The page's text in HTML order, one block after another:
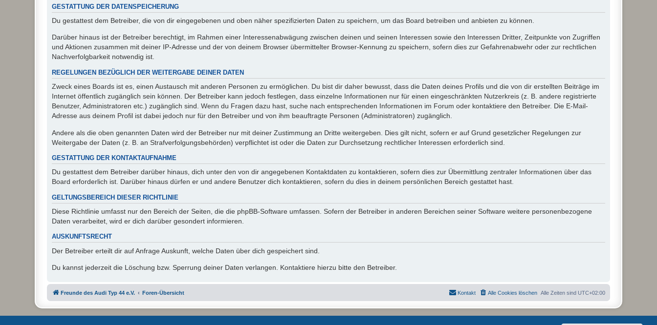
GESTATTUNG DER DATENSPEICHERUNG
Du gestattest dem Betreiber, die von dir eingegebenen und oben näher spezifizierten Daten zu speichern, um das Board betreiben und anbieten zu können.
Darüber hinaus ist der Betreiber berechtigt, im Rahmen einer Interessenabwägung zwischen deinen und seinen Interessen sowie den Interessen Dritter, Zeitpunkte von Zugriffen
und Aktionen zusammen mit deiner IP-Adresse und der von deinem Browser übermittelter Browser-Kennung zu speichern, sofern dies zur Gefahrenabwehr oder zur rechtlichen
Nachverfolgbarkeit notwendig ist.
REGELUNGEN BEZÜGLICH DER WEITERGABE DEINER DATEN
Zweck eines Boards ist es, einen Austausch mit anderen Personen zu ermöglichen. Du bist dir daher bewusst, dass die Daten deines Profils und die von dir erstellten Beiträge im
Internet öffentlich zugänglich sein können. Der Betreiber kann jedoch festlegen, dass einzelne Informationen nur für einen eingeschränkten Nutzerkreis (z. B. andere registrierte
Benutzer, Administratoren etc.) zugänglich sind. Wenn du Fragen dazu hast, suche nach entsprechenden Informationen im Forum oder kontaktiere den Betreiber. Die E-Mail-
Adresse aus deinem Profil ist dabei jedoch nur für den Betreiber und von ihm beauftragte Personen (Administratoren) zugänglich.
Andere als die oben genannten Daten wird der Betreiber nur mit deiner Zustimmung an Dritte weitergeben. Dies gilt nicht, sofern er auf Grund gesetzlicher Regelungen zur
Weitergabe der Daten (z. B. an Strafverfolgungsbehörden) verpflichtet ist oder die Daten zur Durchsetzung rechtlicher Interessen erforderlich sind.
GESTATTUNG DER KONTAKTAUFNAHME
Du gestattest dem Betreiber darüber hinaus, dich unter den von dir angegebenen Kontaktdaten zu kontaktieren, sofern dies zur Übermittlung zentraler Informationen über das
Board erforderlich ist. Darüber hinaus dürfen er und andere Benutzer dich kontaktieren, sofern du dies in deinem persönlichen Bereich gestattet hast.
GELTUNGSBEREICH DIESER RICHTLINIE
Diese Richtlinie umfasst nur den Bereich der Seiten, die die phpBB-Software umfassen. Sofern der Betreiber in anderen Bereichen seiner Software weitere personenbezogene
Daten verarbeitet, wird er dich darüber gesondert informieren.
AUSKUNFTSRECHT
Der Betreiber erteilt dir auf Anfrage Auskunft, welche Daten über dich gespeichert sind.
Du kannst jederzeit die Löschung bzw. Sperrung deiner Daten verlangen. Kontaktiere hierzu bitte den Betreiber.
Freunde des Audi Typ 44 e.V. Foren-Übersicht Alle Zeiten sind UTC+02:00
Alle Cookies löschen
Kontakt